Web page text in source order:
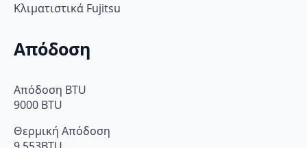
Κλιματιστικά Fujitsu
Απόδοση
Απόδοση BTU
9000 BTU
Θερμική Απόδοση